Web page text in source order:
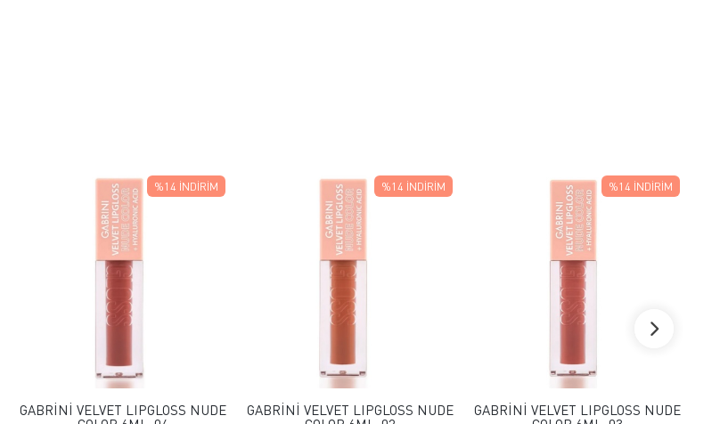
FAVORILERE EKLE
GABRİNİ VELVET LIPGLOSS NUDE
%14 İNDIRIM
FAVORILERE EKLE
GABRİNİ VELVET LIPGLOSS NUDE
%14 İNDIRIM
FAVORILERE EKLE
GABRİNİ VELVET LIPGLOSS NUDE
%14 İNDIRIM